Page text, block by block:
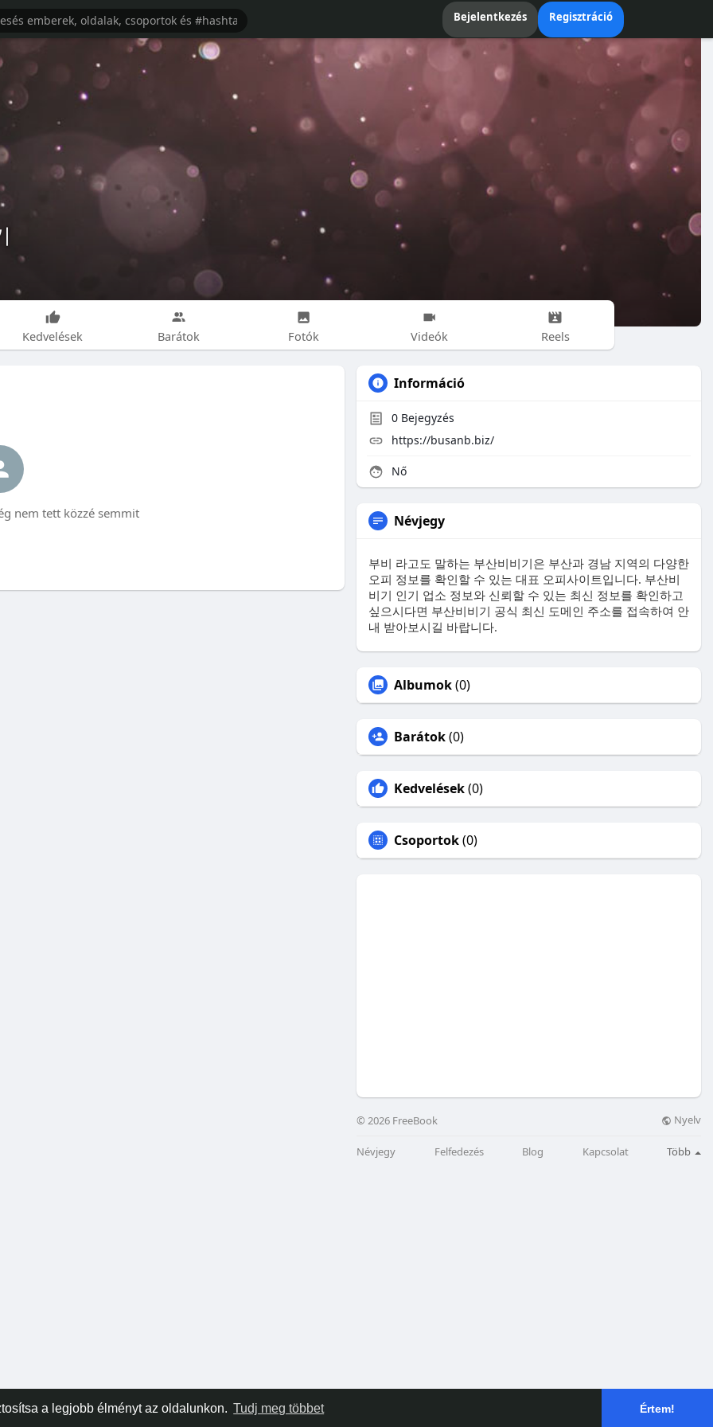
a legjobb élményt az oldalunkon. Tudj meg többet Értem!
Bejelentkezés Regisztráció
Kedvelések Barátok Fotók Videók Reels
nem tett közzé semmit
Információ
0 Bejegyzés
https://busanb.biz/
Nő
Névjegy
부비 라고도 말하는 부산비비기은 부산과 경남 지역의 다양한
오피 정보를 확인할 수 있는 대표 오피사이트입니다. 부산비
비기 인기 업소 정보와 신뢰할 수 있는 최신 정보를 확인하고
싶으시다면 부산비비기 공식 최신 도메인 주소를 접속하여 안
내 받아보시길 바랍니다.
Albumok(0)
Barátok(0)
Kedvelések(0)
Csoportok(0)
© 2026 FreeBook Nyelv
Névjegy Felfedezés Blog Kapcsolat Több